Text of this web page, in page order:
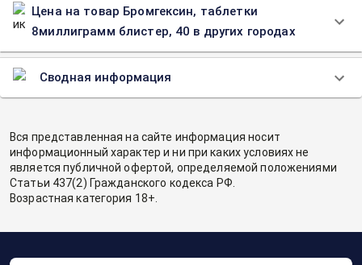
Цена на товар Бромгексин, таблетки
8миллиграмм блистер, 40 в других городах
Сводная информация
Вся представленная на сайте информация носит
информационный характер и ни при каких условиях не
является публичной офертой, определяемой положениями
Статьи 437(2) Гражданского кодекса РФ.
Возрастная категория 18+.